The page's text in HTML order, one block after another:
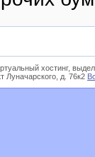
хостинг,
Луначарского, д. 76к2